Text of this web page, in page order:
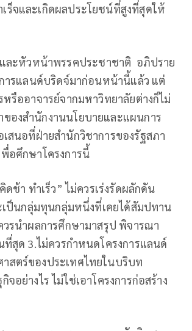
ร็จและเกิดผลประโยชน์ที่สูงที่สุดให้
ละหัวหน้าพรรคประชาชาติ อภิปราย
ารแลนด์บริดจ์มาก่อนหน้านี้แล้ว แต่
รืออาจารย์จากมหาวิทยาลัยต่างก็ไม่
องสำนักงานนโยบายและแผนการ
สนอที่ฝ่ายสำนักวิชาการของรัฐสภา
อศึกษาโครงการนี้
ช้า ทำเร็ว” ไม่ควรเร่งรัดผลักดัน
เป็นกลุ่มทุนกลุ่มหนึ่งที่เคยได้สัมปทาน
วรนำผลการศึกษามาสรุป พิจารณา
สุด 3.ไม่ควรกำหนดโครงการแลนด์
สตร์ของประเทศไทยในบริบท
อย่างไร ไม่ใช่เอาโครงการก่อสร้าง